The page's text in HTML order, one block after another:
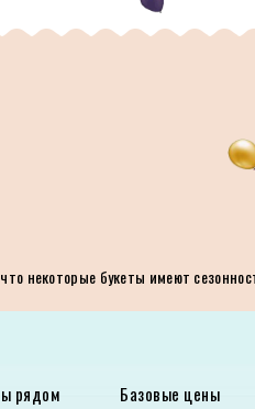
некоторые букеты имеют
рядом Базовые цены